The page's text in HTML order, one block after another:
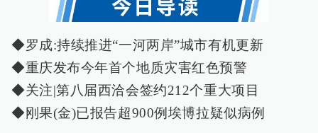
◆罗成:持续推进“一河两岸”城市有机更新
◆重庆发布今年首个地质灾害红色预警
◆关注|第八届西洽会签约212个重大项目
◆刚果(金)已报告超900例埃博拉疑似病例